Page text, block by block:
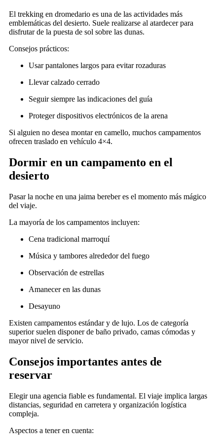
El trekking en dromedario es una de las actividades más
emblemáticas del desierto. Suele realizarse al atardecer para
disfrutar de la puesta de sol sobre las dunas.
Consejos prácticos:
Usar pantalones largos para evitar rozaduras
Llevar calzado cerrado
Seguir siempre las indicaciones del guía
Proteger dispositivos electrónicos de la arena
Si alguien no desea montar en camello, muchos campamentos
ofrecen traslado en vehículo 4×4.
Dormir en un campamento en el
desierto
Pasar la noche en una jaima bereber es el momento más mágico
del viaje.
La mayoría de los campamentos incluyen:
Cena tradicional marroquí
Música y tambores alrededor del fuego
Observación de estrellas
Amanecer en las dunas
Desayuno
Existen campamentos estándar y de lujo. Los de categoría
superior suelen disponer de baño privado, camas cómodas y
mayor nivel de servicio.
Consejos importantes antes de
reservar
Elegir una agencia fiable es fundamental. El viaje implica largas
distancias, seguridad en carretera y organización logística
compleja.
Aspectos a tener en cuenta: